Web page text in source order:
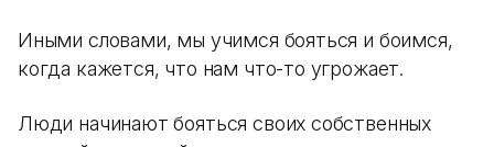
Иными словами, мы учимся бояться и боимся,
когда кажется, что нам что-то угрожает.
Люди начинают бояться своих собственных